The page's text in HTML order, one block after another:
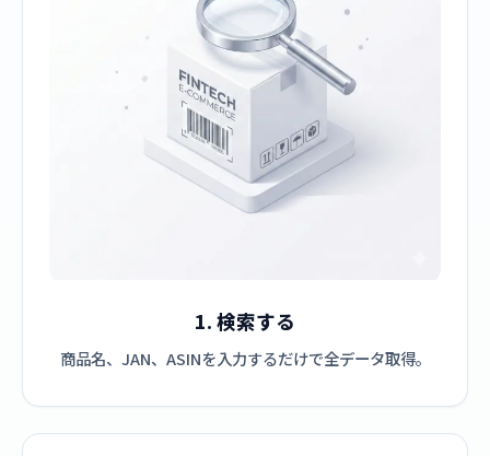
1. 検索する
商品名、JAN、ASINを入力するだけで全データ取得。